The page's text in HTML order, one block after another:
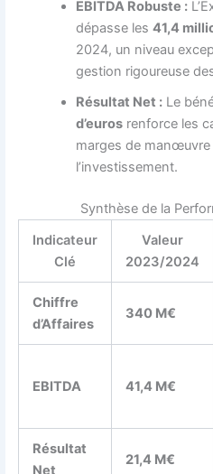
EBITDA Robuste :
dépasse les41,4
2024, un niveau
gestion rigoureuse
Résultat Net : Le
d’euros renforce les
marges de
l’investissement.
Synthèse de la
Indicateur
Clé
Valeur
2023/2024
Chiffre
d’Affaires
340 M€
EBITDA 41,4 M€
Résultat
Net
21,4 M€